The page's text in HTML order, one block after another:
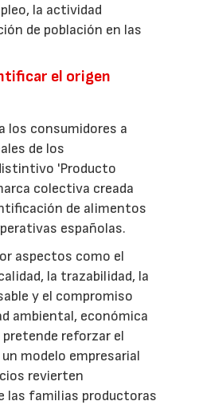
la actividad
de población en las
el origen
los consumidores a
de los
'Producto
colectiva creada
de alimentos
españolas.
aspectos como el
la trazabilidad, la
y el compromiso
ambiental, económica
reforzar el
modelo empresarial
revierten
las familias productoras